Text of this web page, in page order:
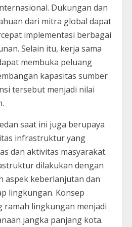
Dukungan dan
dari mitra global dapat
implementasi berbagai
Selain itu, kerja sama
membuka peluang
kapasitas sumber
tersebut menjadi nilai
saat ini juga berupaya
infrastruktur yang
dan aktivitas masyarakat.
dilakukan dengan
aspek keberlanjutan dan
lingkungan. Konsep
ramah lingkungan menjadi
jangka panjang kota.